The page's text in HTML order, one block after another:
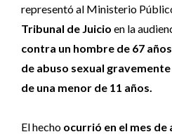
representó al Ministerio
Tribunal de Juicio en la
contra un hombre de 67
de abuso sexual
de una menor de 11 años.
El hecho ocurrió en el mes de